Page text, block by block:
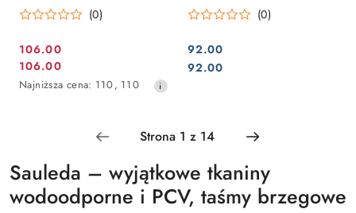
cm kolor - zielony (Verde)
(0)
Cena
promocyjna:
106.00
Cena
promocyjna:
106.00
Najniższa
obniżką
Najniższa cena: 110, 110
ciemnozielony (Botella)
(0)
Cena:
92.00
Cena:
92.00
Sauleda – wyjątkowe tkaniny
wodoodporne i PCV, taśmy brzegowe